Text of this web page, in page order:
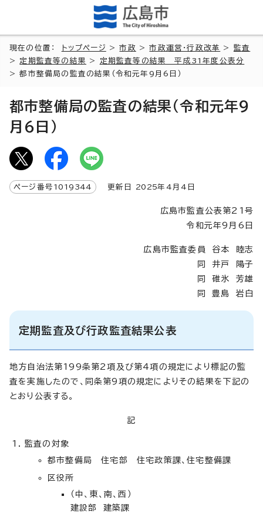
現在の位置： トップページ >市政 >市政運営・行政改革 > 監査
> 定期監査等の結果 >
定期監査等の結果 平成31年度公表分
> 都市整備局の監査の結果（令和元年9月6日）
都市整備局の監査の結果（令和元年9
月6日）
ページ番号 1019344 更新日 2025年4月4日
広島市監査公表第21号
令和元年9月6日
広島市監査委員 谷本 睦志
同 井戸 陽子
同 碓氷 芳雄
同 豊島 岩白
定期監査及び行政監査結果公表
地方自治法第199条第2項及び第4項の規定により標記の監
査を実施したので、同条第9項の規定によりその結果を下記の
とおり公表する。
記
監査の対象
都市整備局 住宅部 住宅政策課、住宅整備課
区役所
（中、東、南、西）
建設部 建築課